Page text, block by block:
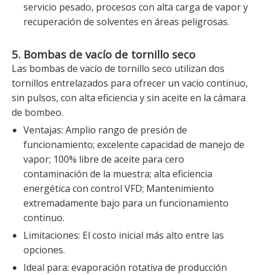
servicio pesado, procesos con alta carga de vapor y
recuperación de solventes en áreas peligrosas.
5. Bombas de vacío de tornillo seco
Las bombas de vacío de tornillo seco utilizan dos
tornillos entrelazados para ofrecer un vacío continuo,
sin pulsos, con alta eficiencia y sin aceite en la cámara
de bombeo.
Ventajas: Amplio rango de presión de
funcionamiento; excelente capacidad de manejo de
vapor; 100% libre de aceite para cero
contaminación de la muestra; alta eficiencia
energética con control VFD; Mantenimiento
extremadamente bajo para un funcionamiento
continuo.
Limitaciones: El costo inicial más alto entre las
opciones.
Ideal para: evaporación rotativa de producción